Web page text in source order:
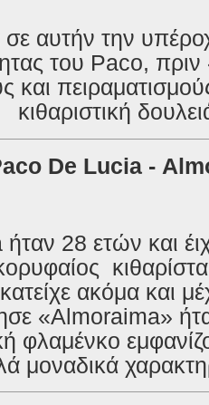
αυτήν την
του Paco, πριν
και
κιθαριστική
De Lucia -
28 ετών και
ακόμα και
«Almoraima»
φλαμένκο
μοναδικά